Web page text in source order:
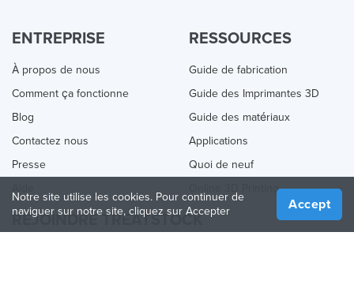
ENTREPRISE
À propos de nous
Comment ça fonctionne
Blog
Contactez nous
Presse
RESSOURCES
Guide de fabrication
Guide des Imprimantes 3D
Guide des matériaux
Applications
Quoi de neuf
Online 3D Printing
REJOINDRE TREATSTOCK
Notre site utilise les cookies. Pour continuer de
naviguer sur notre site, cliquez sur Accepter
Accept